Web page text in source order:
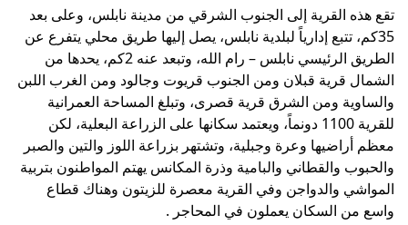
تقع هذه القرية إلى الجنوب الشرقي من مدينة نابلس، وعلى بعد
35كم، تتبع إدارياً لبلدية نابلس، يصل إليها طريق محلي يتفرع عن
الطريق الرئيسي نابلس – رام الله، وتبعد عنه 2كم، يحدها من
الشمال قرية قبلان ومن الجنوب قريوت وجالود ومن الغرب اللبن
والساوية ومن الشرق قرية قصرى، وتبلغ المساحة العمرانية
للقرية 1100 دونماً، ويعتمد سكانها على الزراعة البعلية، لكن
معظم أراضيها وعرة وجبلية، وتشتهر بزراعة اللوز والتين والصبر
والحبوب والقطاني والبامية وذرة المكانس يهتم المواطنون بتربية
المواشي والدواجن وفي القرية معصرة للزيتون وهناك قطاع
واسع من السكان يعملون في المحاجر .